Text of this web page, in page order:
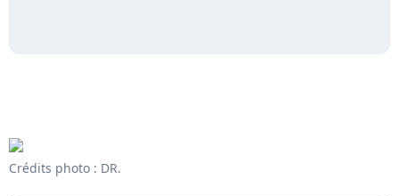
Crédits photo : DR.